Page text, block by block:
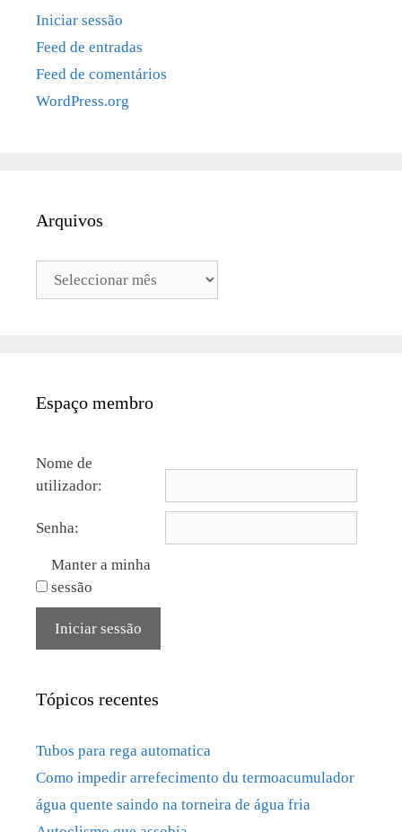
Iniciar sessão
Feed de entradas
Feed de comentários
WordPress.org
Arquivos
Arquivos
Espaço membro
Nome de
utilizador:
Senha:
Manter a minha
sessão
Iniciar sessão
Tópicos recentes
Tubos para rega automatica
Como impedir arrefecimento du termoacumulador
água quente saindo na torneira de água fria